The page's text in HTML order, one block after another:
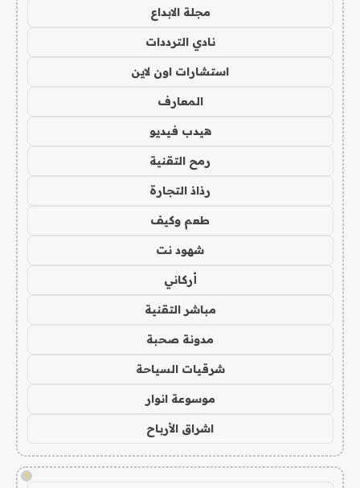
مجلة الابداع
نادي الترددات
استشارات اون لاين
المعارف
هيدب فيديو
رمح التقنية
رذاذ التجارة
طعم وكيف
شهود نت
أركاني
مباشر التقنية
مدونة صحبة
شرقيات السياحة
موسوعة انوار
اشراق الأرباح
!